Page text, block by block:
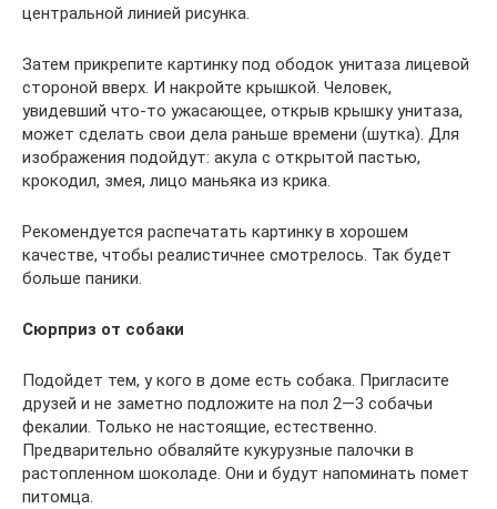
центральной линией рисунка.
Затем прикрепите картинку под ободок унитаза лицевой
стороной вверх. И накройте крышкой. Человек,
увидевший что-то ужасающее, открыв крышку унитаза,
может сделать свои дела раньше времени (шутка). Для
изображения подойдут: акула с открытой пастью,
крокодил, змея, лицо маньяка из крика.
Рекомендуется распечатать картинку в хорошем
качестве, чтобы реалистичнее смотрелось. Так будет
больше паники.
Сюрприз от собаки
Подойдет тем, у кого в доме есть собака. Пригласите
друзей и не заметно подложите на пол 2—3 собачьи
фекалии. Только не настоящие, естественно.
Предварительно обваляйте кукурузные палочки в
растопленном шоколаде. Они и будут напоминать помет
питомца.